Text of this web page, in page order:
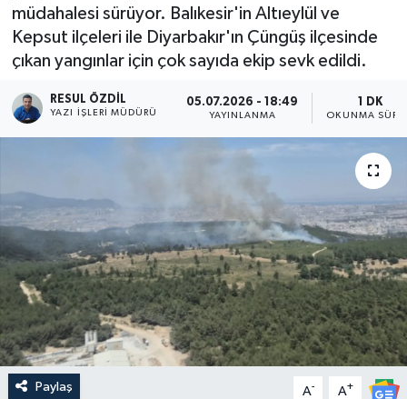
müdahalesi sürüyor. Balıkesir'in Altıeylül ve
Kepsut ilçeleri ile Diyarbakır'ın Çüngüş ilçesinde
çıkan yangınlar için çok sayıda ekip sevk edildi.
RESUL ÖZDIL
YAZI İŞLERI MÜDÜRÜ
05.07.2026 - 18:49
YAYINLANMA
1 DK
OKUNMA
Paylaş A- A+